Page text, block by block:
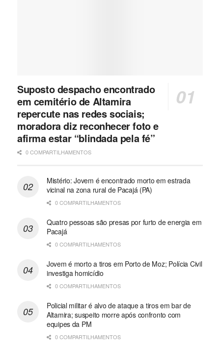
Suposto despacho encontrado
em cemitério de Altamira
repercute nas redes sociais;
moradora diz reconhecer foto e
afirma estar “blindada pela fé”
0 COMPARTILHAMENTOS
Mistério: Jovem é encontrado morto em estrada
vicinal na zona rural de Pacajá (PA)
0 COMPARTILHAMENTOS
Quatro pessoas são presas por furto de energia em
Pacajá
0 COMPARTILHAMENTOS
Jovem é morto a tiros em Porto de Moz; Polícia Civil
investiga homicídio
0 COMPARTILHAMENTOS
Policial militar é alvo de ataque a tiros em bar de
Altamira; suspeito morre após confronto com
equipes da PM
0 COMPARTILHAMENTOS